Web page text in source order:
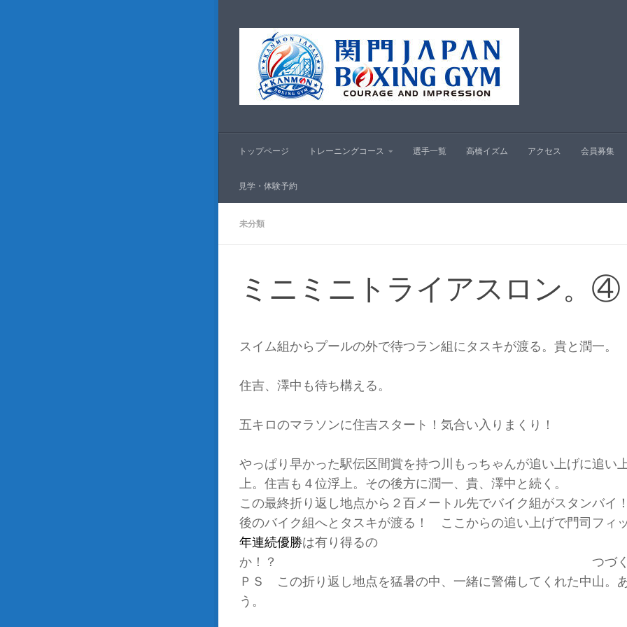
トップページ トレーニングコース 選手一覧 高橋イズム アクセス 会員募集
見学・体験予約
未分類
ミニミニトライアスロン。④
スイム組からプールの外で待つラン組にタスキが渡る。貴と潤一。
住吉、澤中も待ち構える。
五キロのマラソンに住吉スタート！気合い入りまくり！
やっぱり早かった駅伝区間賞を持つ川もっちゃんが追い上げに追い
上。住吉も４位浮上。その後方に潤一、貴、澤中と続く。
この最終折り返し地点から２百メートル先でバイク組がスタンバイ
後のバイク組へとタスキが渡る！ ここからの追い上げで門司フィ
年連続優勝は有り得るの
か！？ つづく・
ＰＳ この折り返し地点を猛暑の中、一緒に警備してくれた中山。
う。